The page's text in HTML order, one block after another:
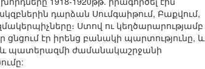
դարձան Սումգաիթում, Բաքվում,
Ստով ու կեղծարարությամբ
էր իրենց բանակի պարտությունը, և
պատերազմի ժամանակաշրջանի